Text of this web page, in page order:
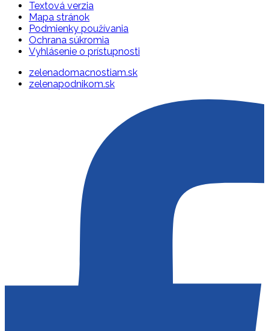
Textová verzia
Mapa stránok
Podmienky používania
Ochrana súkromia
Vyhlásenie o prístupnosti
zelenadomacnostiam.sk
zelenapodnikom.sk